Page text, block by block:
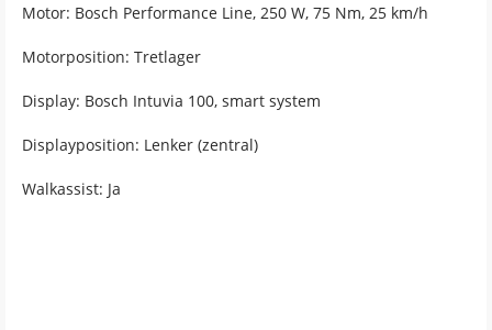
Motor: Bosch Performance Line, 250 W, 75 Nm, 25 km/h
Motorposition: Tretlager
Display: Bosch Intuvia 100, smart system
Displayposition: Lenker (zentral)
Walkassist: Ja